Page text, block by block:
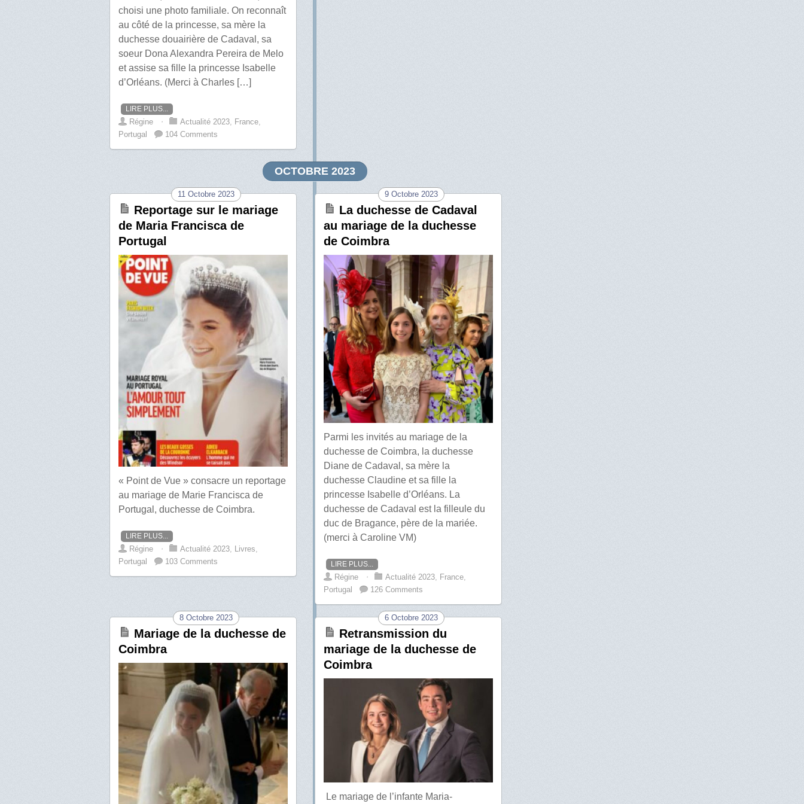
choisi une photo familiale. On reconnaît
au côté de la princesse, sa mère la
duchesse douairière de Cadaval, sa
soeur Dona Alexandra Pereira de Melo
et assise sa fille la princesse Isabelle
d’Orléans. (Merci à Charles […]
LIRE PLUS...
Régine ⋅ Actualité 2023, France,
Portugal
104 Comments
OCTOBRE 2023
11 Octobre 2023
Reportage sur le mariage
de Maria Francisca de
Portugal
« Point de Vue » consacre un reportage
au mariage de Marie Francisca de
Portugal, duchesse de Coimbra.
LIRE PLUS...
Régine ⋅ Actualité 2023, Livres,
Portugal
103 Comments
9 Octobre 2023
La duchesse de Cadaval
au mariage de la duchesse
de Coimbra
Parmi les invités au mariage de la
duchesse de Coimbra, la duchesse
Diane de Cadaval, sa mère la
duchesse Claudine et sa fille la
princesse Isabelle d’Orléans. La
duchesse de Cadaval est la filleule du
duc de Bragance, père de la mariée.
(merci à Caroline VM)
LIRE PLUS...
Régine ⋅ Actualité 2023 France
Portugal
126 Comments
8 Octobre 2023
Mariage de la duchesse de
Coimbra
6 Octobre 2023
Retransmission du
mariage de la duchesse de
Coimbra
Le mariage de l’infante Maria-